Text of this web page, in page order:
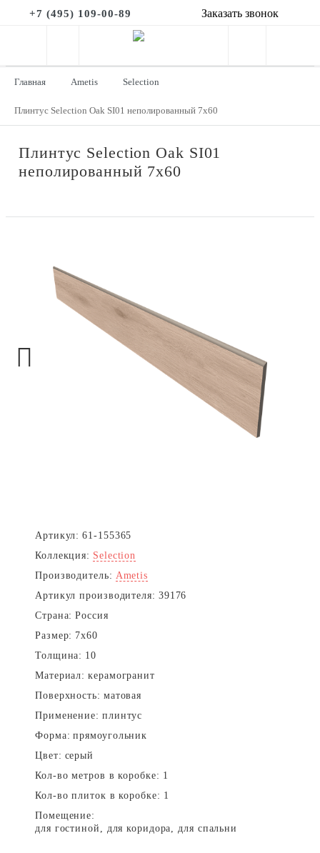
+7 (495) 109-00-89 Заказать звонок
Главная Ametis Selection
Плинтус Selection Oak SI01 неполированный 7x60
Плинтус Selection Oak SI01
неполированный 7x60
Артикул: 61-155365
Коллекция: Selection
Производитель: Ametis
Артикул производителя: 39176
Страна: Россия
Размер: 7x60
Толщина: 10
Материал: керамогранит
Поверхность: матовая
Применение: плинтус
Форма: прямоугольник
Цвет: серый
Кол-во метров в коробке: 1
Кол-во плиток в коробке: 1
Помещение:
для гостиной, для коридора, для спальни